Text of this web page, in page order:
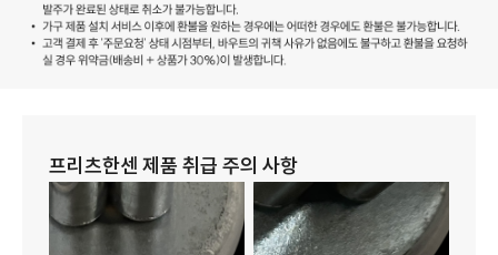
프리츠한센 제품 취급 주의 사항